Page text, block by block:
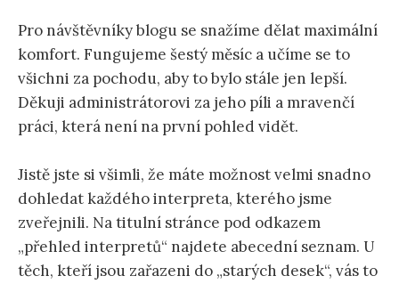
Pro návštěvníky blogu se snažíme dělat maximální
komfort. Fungujeme šestý měsíc a učíme se to
všichni za pochodu, aby to bylo stále jen lepší.
Děkuji administrátorovi za jeho píli a mravenčí
práci, která není na první pohled vidět.
Jistě jste si všimli, že máte možnost velmi snadno
dohledat každého interpreta, kterého jsme
zveřejnili. Na titulní stránce pod odkazem
„přehled interpretů“ najdete abecední seznam. U
těch, kteří jsou zařazeni do „starých desek“, vás to